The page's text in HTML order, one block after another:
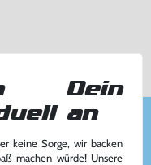
Dein
an
keine Sorge, wir backen
machen würde! Unsere